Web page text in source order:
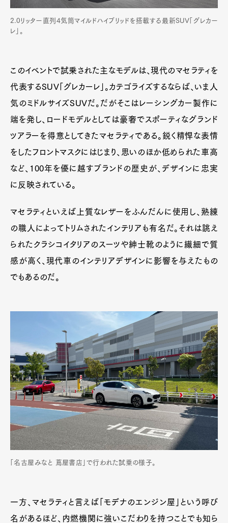
2.0リッター直列4気筒マイルドハイブリッドを搭載する最新SUV「グレカー
レ」。
このイベントで試乗された主なモデルは、現代のマセラティを
代表するSUV「グレカーレ」。カテゴライズするならば、いま人
気のミドルサイズSUVだ。だがそこはレーシングカー製作に
端を発し、ロードモデルとしては豪奢でスポーティなグランド
ツアラーを得意としてきたマセラティである。鋭く精悍な表情
をしたフロントマスクにはじまり、思いのほか低められた車高
など、100年を優に越すブランドの歴史が、デザインに忠実
に反映されている。
マセラティといえば上質なレザーをふんだんに使用し、熟練
の職人によってトリムされたインテリアも有名だ。それは誂え
られたクラシコイタリアのスーツや紳士靴のように繊細で質
感が高く、現代車のインテリアデザインに影響を与えたもの
でもあるのだ。
「名古屋みなと 蔦屋書店」で行われた試乗の様子。
一方、マセラティと言えば「モデナのエンジン屋」という呼び
名があるほど、内燃機関に強いこだわりを持つことでも知ら